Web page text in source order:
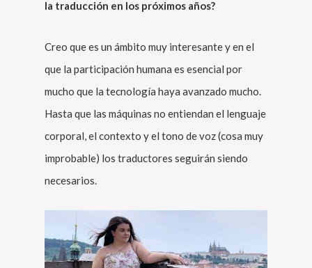
la traducción en los próximos años?
Creo que es un ámbito muy interesante y en el
que la participación humana es esencial por
mucho que la tecnología haya avanzado mucho.
Hasta que las máquinas no entiendan el lenguaje
corporal, el contexto y el tono de voz (cosa muy
improbable) los traductores seguirán siendo
necesarios.